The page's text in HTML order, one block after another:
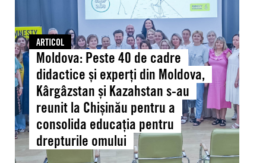
didactice
și
experți
din
Moldova,
Kârgâzstan
și
Kazahstan
s-
au
ARTICOL
Moldova: Peste 40 de cadre
didactice și experți din Moldova,
Kârgâzstan și Kazahstan s-au
reunit la Chișinău pentru a
consolida educația pentru
drepturile omului